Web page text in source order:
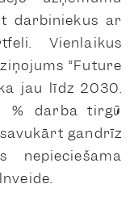
darbiniekus ar
Vienlaikus
“Future
jau līdz 2030.
% darba tirgū
gandrīz